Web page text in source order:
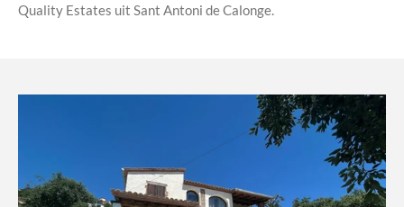
Quality Estates uit Sant Antoni de Calonge.